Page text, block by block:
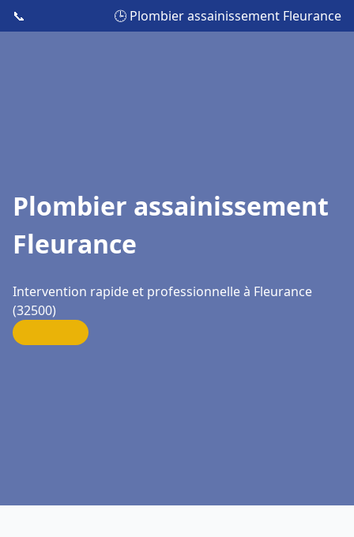
📞 🕒 Plombier assainissement Fleurance
Plombier assainissement
Fleurance
Intervention rapide et professionnelle à Fleurance
(32500)